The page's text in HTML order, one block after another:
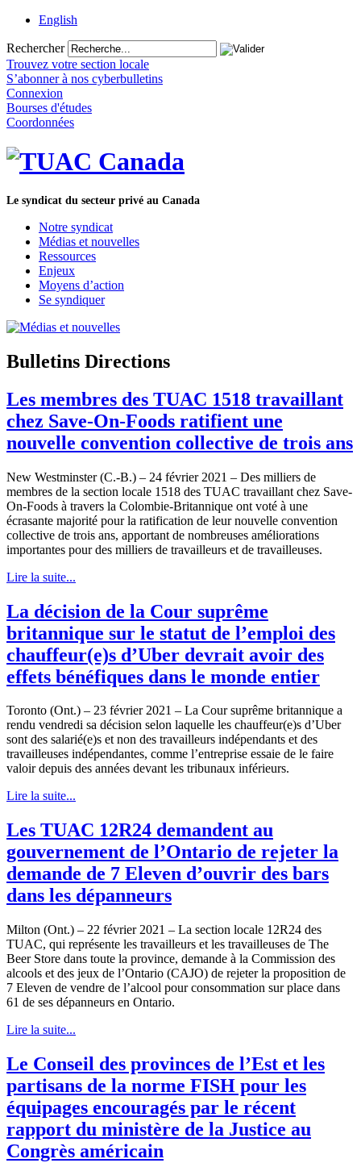
English
Rechercher
Trouvez votre section locale
S’abonner à nos cyberbulletins
Connexion
Bourses d'études
Coordonnées
Le syndicat du secteur privé au Canada
Notre syndicat
Médias et nouvelles
Ressources
Enjeux
Moyens d’action
Se syndiquer
Bulletins Directions
Les membres des TUAC 1518 travaillant
chez Save-On-Foods ratifient une
nouvelle convention collective de trois ans
New Westminster (C.-B.) – 24 février 2021 – Des milliers de
membres de la section locale 1518 des TUAC travaillant chez Save-
On-Foods à travers la Colombie-Britannique ont voté à une
écrasante majorité pour la ratification de leur nouvelle convention
collective de trois ans, apportant de nombreuses améliorations
importantes pour des milliers de travailleurs et de travailleuses.
Lire la suite...
La décision de la Cour suprême
britannique sur le statut de l’emploi des
chauffeur(e)s d’Uber devrait avoir des
effets bénéfiques dans le monde entier
Toronto (Ont.) – 23 février 2021 – La Cour suprême britannique a
rendu vendredi sa décision selon laquelle les chauffeur(e)s d’Uber
sont des salarié(e)s et non des travailleurs indépendants et des
travailleuses indépendantes, comme l’entreprise essaie de le faire
valoir depuis des années devant les tribunaux inférieurs.
Lire la suite...
Les TUAC 12R24 demandent au
gouvernement de l’Ontario de rejeter la
demande de 7 Eleven d’ouvrir des bars
dans les dépanneurs
Milton (Ont.) – 22 février 2021 – La section locale 12R24 des
TUAC, qui représente les travailleurs et les travailleuses de The
Beer Store dans toute la province, demande à la Commission des
alcools et des jeux de l’Ontario (CAJO) de rejeter la proposition de
7 Eleven de vendre de l’alcool pour consommation sur place dans
61 de ses dépanneurs en Ontario.
Lire la suite...
Le Conseil des provinces de l’Est et les
partisans de la norme FISH pour les
équipages encouragés par le récent
rapport du ministère de la Justice au
Congrès américain